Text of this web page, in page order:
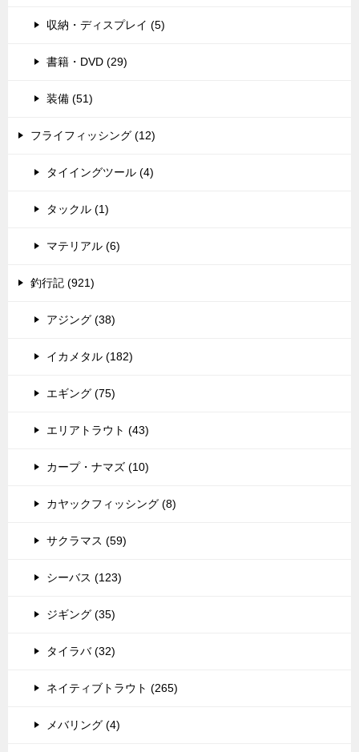
収納・ディスプレイ (5)
書籍・DVD (29)
装備 (51)
フライフィッシング (12)
タイイングツール (4)
タックル (1)
マテリアル (6)
釣行記 (921)
アジング (38)
イカメタル (182)
エギング (75)
エリアトラウト (43)
カープ・ナマズ (10)
カヤックフィッシング (8)
サクラマス (59)
シーバス (123)
ジギング (35)
タイラバ (32)
ネイティブトラウト (265)
メバリング (4)